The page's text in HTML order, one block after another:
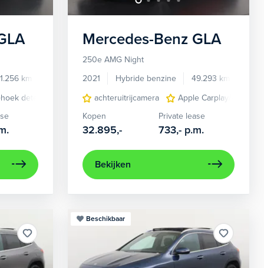
elektrisch verstelbare stoel(en) met geheugen
lederen/stof
km
detectie elektrisch glazen panorama-dak
Mercedes-Benz GLA
250e AMG Night
2021
Hybride benzine 49.293 km
achteruitrijcamera
Apple Carplay/Android
Kopen
32.895,-
Private lease
733,- p.m.
Bekijken
Beschikbaar